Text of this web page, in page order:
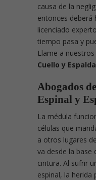
causa de la
entonces deberá
licenciado
tiempo pasa y
Llame a nuestros
Cuello y
Abogados
Espinal y
La médula
células que
a otros lugares
va desde la base
cintura. Al sufrir
espinal, la herida